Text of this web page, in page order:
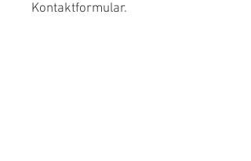
Kontaktformular.